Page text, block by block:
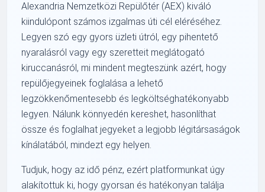
Alexandria Nemzetközi Repülőtér (AEX) kiváló
kiindulópont számos izgalmas úti cél eléréséhez.
Legyen szó egy gyors üzleti útról, egy pihentető
nyaralásról vagy egy szeretteit meglátogató
kiruccanásról, mi mindent megteszünk azért, hogy
repülőjegyeinek foglalása a lehető
legzökkenőmentesebb és legköltséghatékonyabb
legyen. Nálunk könnyedén kereshet, hasonlíthat
össze és foglalhat jegyeket a legjobb légitársaságok
kínálatából, mindezt egy helyen.
Tudjuk, hogy az idő pénz, ezért platformunkat úgy
alakítottuk ki, hogy gyorsan és hatékonyan találja